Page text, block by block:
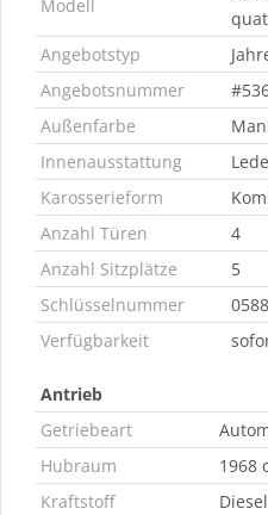
Modell
Angebotstyp
Angebotsnummer
Außenfarbe
Innenausstattung
Karosserieform
Anzahl Türen
4
Anzahl Sitzplätze
5
Schlüsselnummer
Verfügbarkeit
Antrieb
Getriebeart
Hubraum
1968
Kraftstoff
Diesel